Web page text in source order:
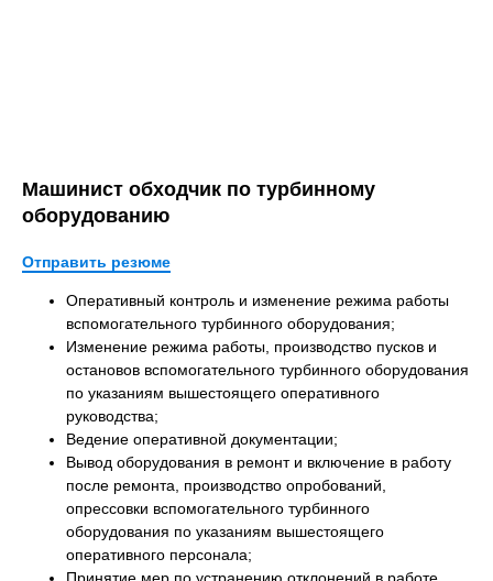
Машинист обходчик по турбинному
оборудованию
Отправить резюме
Оперативный контроль и изменение режима работы
вспомогательного турбинного оборудования;
Изменение режима работы, производство пусков и
остановов вспомогательного турбинного оборудования
по указаниям вышестоящего оперативного
руководства;
Ведение оперативной документации;
Вывод оборудования в ремонт и включение в работу
после ремонта, производство опробований,
опрессовки вспомогательного турбинного
оборудования по указаниям вышестоящего
оперативного персонала;